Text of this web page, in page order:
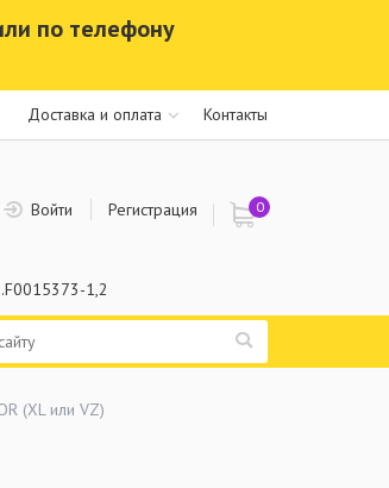
по телефону
Доставка и оплата Контакты
Войти Регистрация 0
1,2
(XL или VZ)